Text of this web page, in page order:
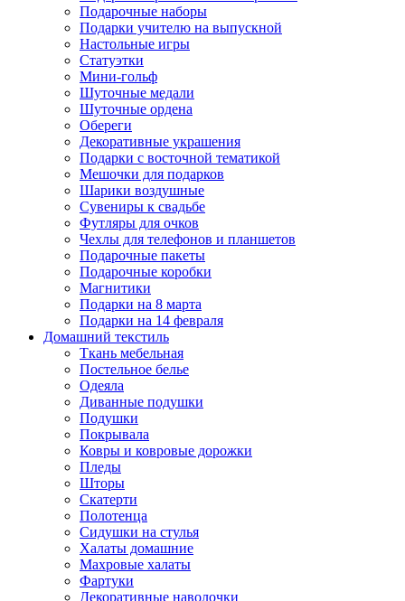
Подарочные наборы
Подарки учителю на выпускной
Настольные игры
Статуэтки
Мини-гольф
Шуточные медали
Шуточные ордена
Обереги
Декоративные украшения
Подарки с восточной тематикой
Мешочки для подарков
Шарики воздушные
Сувениры к свадьбе
Футляры для очков
Чехлы для телефонов и планшетов
Подарочные пакеты
Подарочные коробки
Магнитики
Подарки на 8 марта
Подарки на 14 февраля
Домашний текстиль
Ткань мебельная
Постельное белье
Одеяла
Диванные подушки
Подушки
Покрывала
Ковры и ковровые дорожки
Пледы
Шторы
Скатерти
Полотенца
Сидушки на стулья
Халаты домашние
Махровые халаты
Фартуки
Декоративные наволочки